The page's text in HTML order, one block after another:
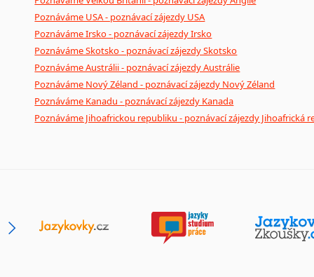
Poznáváme USA - poznávací zájezdy USA
Poznáváme Irsko - poznávací zájezdy Irsko
Poznáváme Skotsko - poznávací zájezdy Skotsko
Poznáváme Austrálii - poznávací zájezdy Austrálie
Poznáváme Nový Zéland - poznávací zájezdy Nový Zéland
Poznáváme Kanadu - poznávací zájezdy Kanada
Poznáváme Jihoafrickou republiku - poznávací zájezdy Jihoafrická